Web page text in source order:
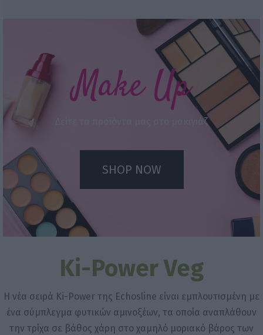
Make Up
Δείτε τα προϊόντα μας στο μακιγιάζ
SHOP NOW
Ki-Power Veg
Η νέα σειρά Ki-Power της Echosline είναι εμπλουτισμένη με
ένα σύμπλεγμα φυτικών αμινοξέων, τα οποία αναπλάθουν
την τρίχα σε βάθος χάρη στο χαμηλό μοριακό βάρος των